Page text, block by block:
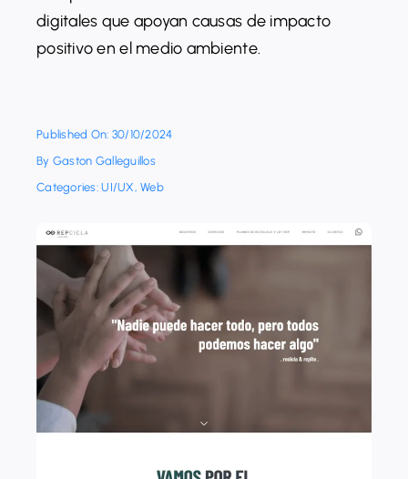
digitales que apoyan causas de impacto
positivo en el medio ambiente.
Published On: 30/10/2024
By Gaston Galleguillos
Categories:UI/UX,Web